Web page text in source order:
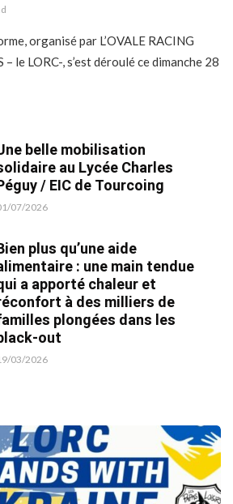
organisé par L’OVALE RACING
le LORC-, s’est déroulé ce dimanche 28
belle mobilisation
au Lycée Charles
/ EIC de Tourcoing
07/2026
plus qu’une aide
: une main tendue
a apporté chaleur et
à des milliers de
plongées dans les
out
03/2026